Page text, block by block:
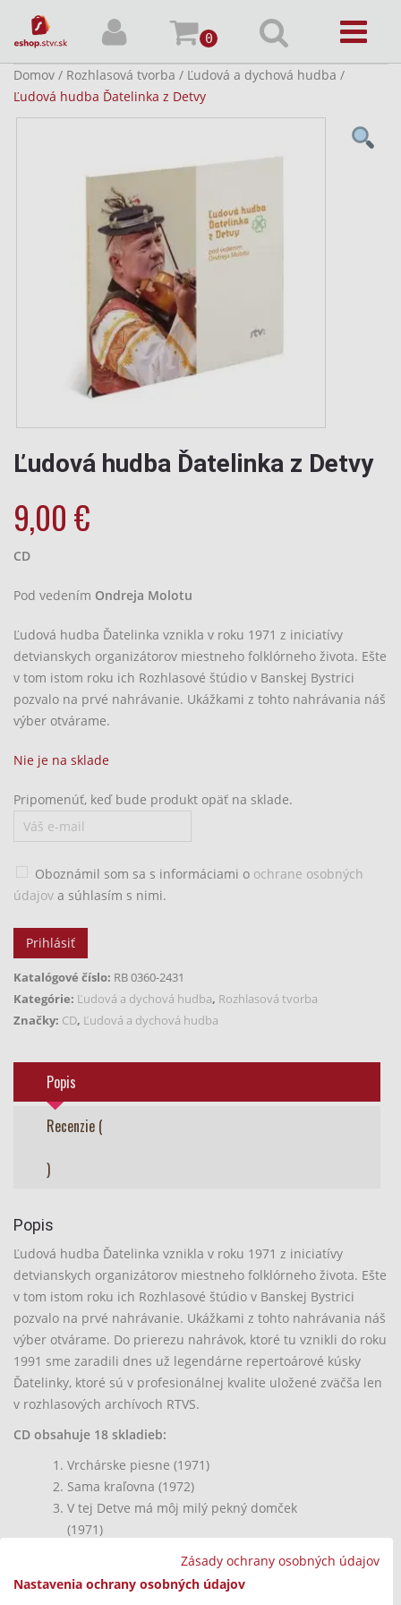
Zásady ochrany osobných údajov
Nastavenia ochrany osobných údajov
0
Domov / Rozhlasová tvorba / Ľudová a dychová hudba /
Ľudová hudba Ďatelinka z Detvy
Ľudová hudba Ďatelinka z Detvy
9,00€
CD
Pod vedením Ondreja Molotu
Ľudová hudba Ďatelinka vznikla v roku 1971 z iniciatívy
detvianskych organizátorov miestneho folklórneho života. Ešte
v tom istom roku ich Rozhlasové štúdio v Banskej Bystrici
pozvalo na prvé nahrávanie. Ukážkami z tohto nahrávania náš
výber otvárame.
Nie je na sklade
Pripomenúť, keď bude produkt opäť na sklade.
Oboznámil som sa s informáciami o ochrane osobných
údajov a súhlasím s nimi.
Prihlásiť
Katalógové číslo: RB 0360-2431
Kategórie: Ľudová a dychová hudba, Rozhlasová tvorba
Značky: CD, Ľudová a dychová hudba
Popis
Recenzie (
)
Popis
Ľudová hudba Ďatelinka vznikla v roku 1971 z iniciatívy
detvianskych organizátorov miestneho folklórneho života. Ešte
v tom istom roku ich Rozhlasové štúdio v Banskej Bystrici
pozvalo na prvé nahrávanie. Ukážkami z tohto nahrávania náš
výber otvárame. Do prierezu nahrávok, ktoré tu vznikli do roku
1991 sme zaradili dnes už legendárne repertoárové kúsky
Ďatelinky, ktoré sú v profesionálnej kvalite uložené zväčša len
v rozhlasových archívoch RTVS.
CD obsahuje 18 skladieb:
Vrchárske piesne (1971)
Sama kraľovna (1972)
V tej Detve má môj milý pekný domček
(1971)
Tichý vetrík po doline veje (1975), Teraz si ja
nový život započnem, Oj majerán, zelený